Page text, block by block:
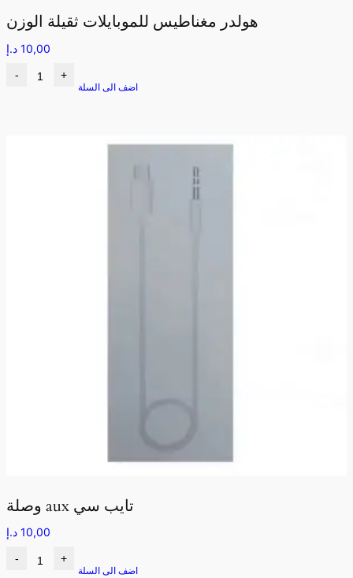
هولدر مغناطيس للموبايلات ثقيلة الوزن
10,00 د.إ
- +
اضف الى السلة
وصلة aux تايب سي
10,00 د.إ
- +
اضف الى السلة